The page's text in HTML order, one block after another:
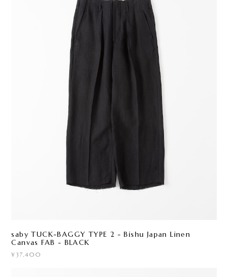
saby TUCK-BAGGY TYPE 2 - Bishu Japan Linen
Canvas FAB - BLACK
¥37,400